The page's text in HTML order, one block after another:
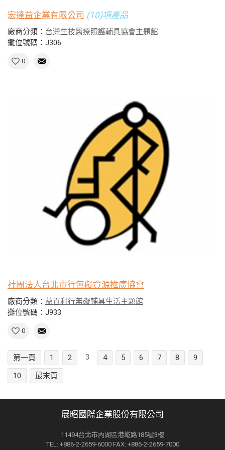
宏達益企業有限公司 (10)項產品
廠商分類： 台灣生技醫療照護輔具協會主題館
攤位號碼：J306
0
社團法人台北市行無礙資源推廣協會
廠商分類： 益百利行無礙輔具生活主題館
攤位號碼：J933
0
第一頁 1 2 3 4 5 6 7 8
9
10
最末頁
展昭國際企業股份有限公司
11494台北市內湖區港墘路185號3樓
TEL: +886-2-2659-6000 FAX: +886-2-2659-7000